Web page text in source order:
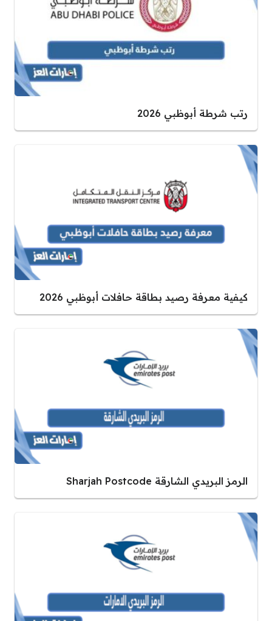
رتب شرطة أبوظبي 2026
كيفية معرفة رصيد بطاقة حافلات أبوظبي 2026
الرمز البريدي الشارقة Sharjah Postcode